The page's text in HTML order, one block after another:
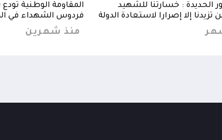
الحديدة : خسارتنا للشهيد
إلا إصرارا لاستعادة الدولة
المقاومة الوطنية
فردوس الشهداء في
منذ شهرين